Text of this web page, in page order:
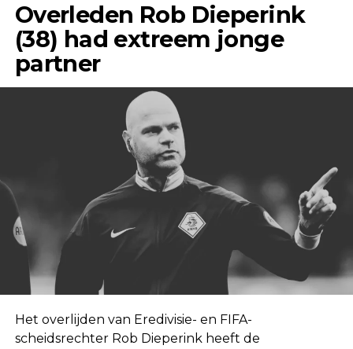
Overleden Rob Dieperink
(38) had extreem jonge
partner
Het overlijden van Eredivisie- en FIFA-
scheidsrechter Rob Dieperink heeft de